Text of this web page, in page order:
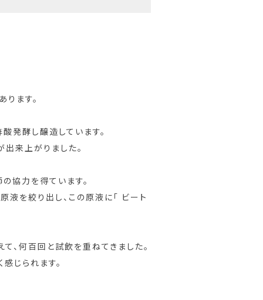
ます。
発酵し醸造しています。
来上がりました。
協力を得ています。
を絞り出し、この原液に「 ビート
、何百回と試飲を重ねてきました。
じられます。